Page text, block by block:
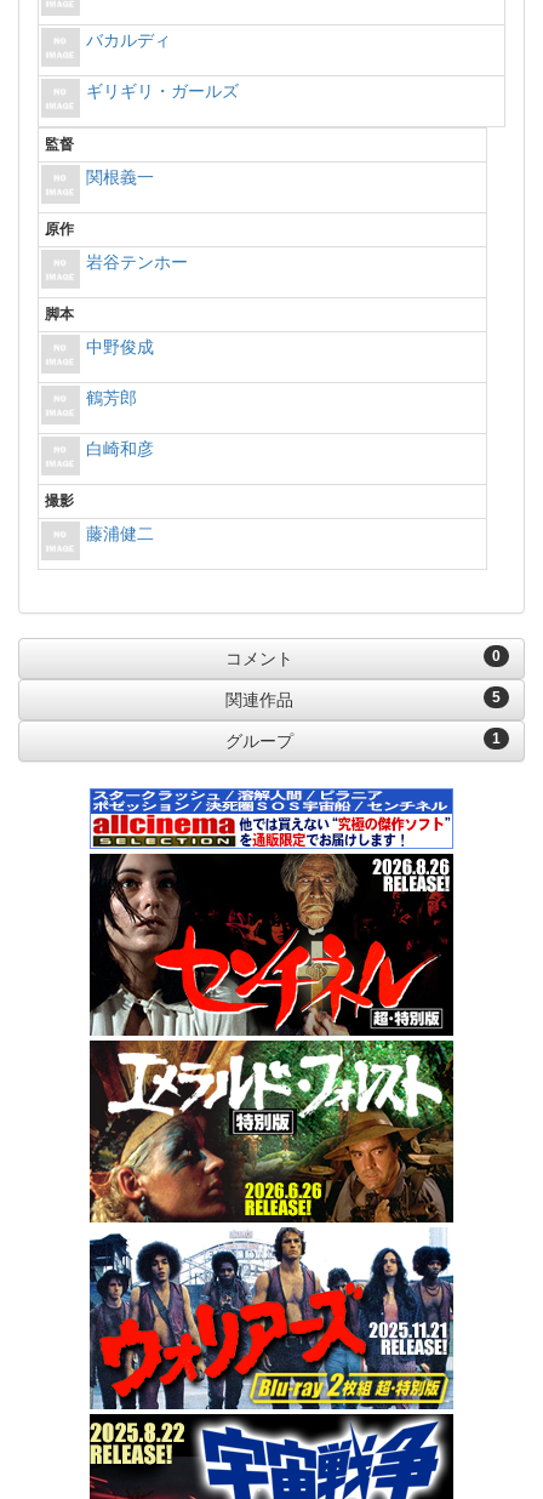
バカルディ
ギリギリ・ガールズ
監督
関根義一
原作
岩谷テンホー
脚本
中野俊成
鶴芳郎
白崎和彦
撮影
藤浦健二
0
コメント
5
関連作品
1
グループ